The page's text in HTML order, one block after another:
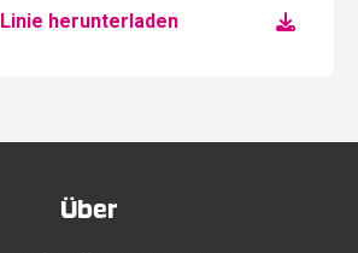
herunterladen
Über